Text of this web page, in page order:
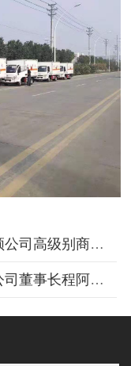
上一篇：福田国际总裁马仁涛带领公司高级别商务团队莅临程力专汽指导工作
下一篇：程力专用汽车股份有限公司董事长程阿罗先生荣获2019年第四届(全球)楚商知名企业家荣誉称号